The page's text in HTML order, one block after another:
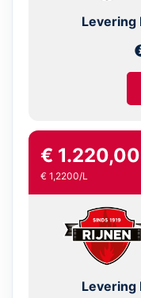
Levering
€ 1.220,00
€ 1,2200/L
Levering